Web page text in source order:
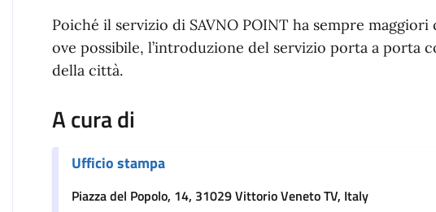
Poiché il servizio di SAVNO POINT ha sempre
ove possibile, l’introduzione del servizio porta a porta
della città.
A cura di
Ufficio stampa
Piazza del Popolo, 14, 31029 Vittorio Veneto TV, Italy